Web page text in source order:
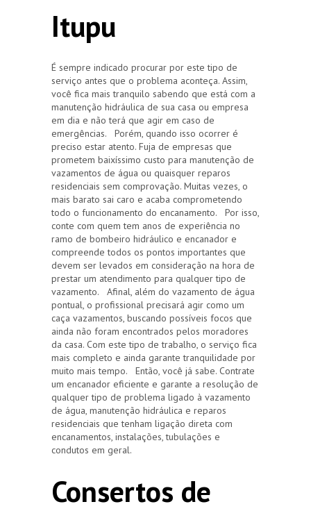
Itupu
É sempre indicado procurar por este tipo de
serviço antes que o problema aconteça. Assim,
você fica mais tranquilo sabendo que está com a
manutenção hidráulica de sua casa ou empresa
em dia e não terá que agir em caso de
emergências. Porém, quando isso ocorrer é
preciso estar atento. Fuja de empresas que
prometem baixíssimo custo para manutenção de
vazamentos de água ou quaisquer reparos
residenciais sem comprovação. Muitas vezes, o
mais barato sai caro e acaba comprometendo
todo o funcionamento do encanamento. Por isso,
conte com quem tem anos de experiência no
ramo de bombeiro hidráulico e encanador e
compreende todos os pontos importantes que
devem ser levados em consideração na hora de
prestar um atendimento para qualquer tipo de
vazamento. Afinal, além do vazamento de água
pontual, o profissional precisará agir como um
caça vazamentos, buscando possíveis focos que
ainda não foram encontrados pelos moradores
da casa. Com este tipo de trabalho, o serviço fica
mais completo e ainda garante tranquilidade por
muito mais tempo. Então, você já sabe. Contrate
um encanador eficiente e garante a resolução de
qualquer tipo de problema ligado à vazamento
de água, manutenção hidráulica e reparos
residenciais que tenham ligação direta com
encanamentos, instalações, tubulações e
condutos em geral.
Consertos de